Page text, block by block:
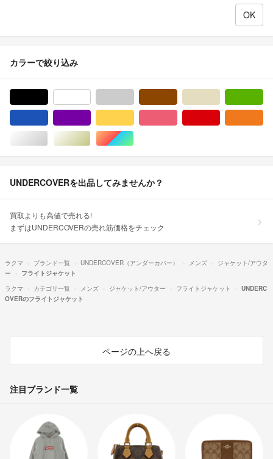
カラーで絞り込み
シルバー/銀色系ゴールド/金色系マルチカラー
UNDERCOVERを出品してみませんか？
買取よりも高値で売れる!
まずはUNDERCOVERの売れ筋価格をチェック
ラクマ ブランド一覧 UNDERCOVER（アンダーカバー） メンズ
ジャケット/アウタ
ー
フライトジャケット
ラクマ
カテゴリ一覧 メンズ ジャケット/アウター フライトジャケット
UNDERC
OVERのフライトジャケット
ページの上へ戻る
注目ブランド一覧